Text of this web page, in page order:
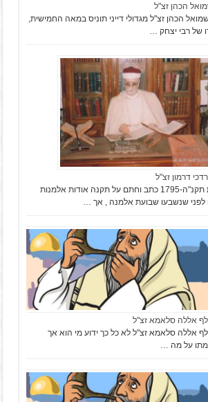
הכהן זצ"ל
הכהן זצ"ל מגדולי דייני תוניס במאה החמישית,
של רבי יצחק …
דרמון זצ"ל
בשנת תקנ"ה-1795 כתב וחתם על תקנה אודות אלמנות
לפני שנשבעו שבועת אלמנה , אך …
אללה סלאמא זצ"ל
אללה סלאמא זצ"ל לא כל כך ידוע מי הוא אך
על מה …